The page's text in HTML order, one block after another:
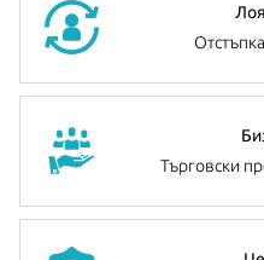
Търговски